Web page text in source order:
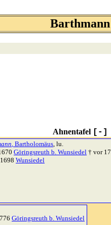
Barthmann
Ahnentafel [-]
, Bartholomäus, lu.
Göringsreuth b. Wunsiedel † vor
Wunsiedel
Göringsreuth b. Wunsiedel